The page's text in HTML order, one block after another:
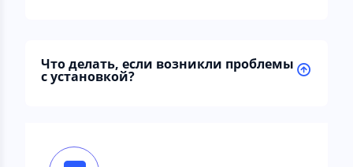
Что делать, если возникли проблемы
с установкой?